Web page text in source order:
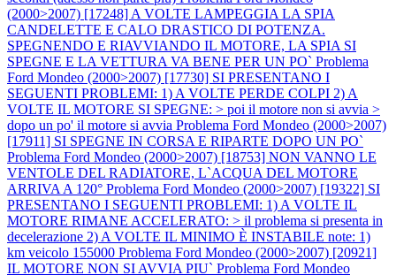
(2000>2007) [17248] A VOLTE LAMPEGGIA LA SPIA
CANDELETTE E CALO DRASTICO DI POTENZA.
SPEGNENDO E RIAVVIANDO IL MOTORE, LA SPIA SI
SPEGNE E LA VETTURA VA BENE PER UN PO` Problema
Ford Mondeo (2000>2007) [17730] SI PRESENTANO I
SEGUENTI PROBLEMI: 1) A VOLTE PERDE COLPI 2) A
VOLTE IL MOTORE SI SPEGNE: > poi il motore non si avvia >
dopo un po' il motore si avvia Problema Ford Mondeo (2000>2007)
[17911] SI SPEGNE IN CORSA E RIPARTE DOPO UN PO`
Problema Ford Mondeo (2000>2007) [18753] NON VANNO LE
VENTOLE DEL RADIATORE, L`ACQUA DEL MOTORE
ARRIVA A 120° Problema Ford Mondeo (2000>2007) [19322] SI
PRESENTANO I SEGUENTI PROBLEMI: 1) A VOLTE IL
MOTORE RIMANE ACCELERATO: > il problema si presenta in
decelerazione 2) A VOLTE IL MINIMO È INSTABILE note: 1)
km veicolo 155000 Problema Ford Mondeo (2000>2007) [20921]
IL MOTORE NON SI AVVIA PIU` Problema Ford Mondeo